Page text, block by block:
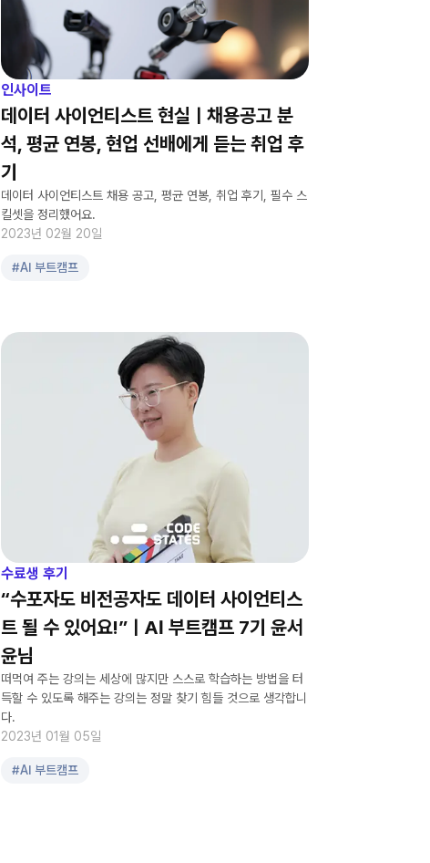
인사이트
데이터 사이언티스트 현실ㅣ채용공고 분
석, 평균 연봉, 현업 선배에게 듣는 취업 후
기
데이터 사이언티스트 채용 공고, 평균 연봉, 취업 후기, 필수 스
킬셋을 정리했어요.
2023년 02월 20일
#AI 부트캠프
수료생 후기
“수포자도 비전공자도 데이터 사이언티스
트 될 수 있어요!”ㅣAI 부트캠프 7기 윤서
윤님
떠먹여 주는 강의는 세상에 많지만 스스로 학습하는 방법을 터
득할 수 있도록 해주는 강의는 정말 찾기 힘들 것으로 생각합니
다.
2023년 01월 05일
#AI 부트캠프